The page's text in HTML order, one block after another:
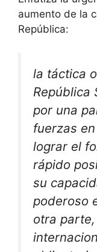
aumento de la
República:
la táctica
República
por una
fuerzas
lograr el
rápido
su
poderoso
otra